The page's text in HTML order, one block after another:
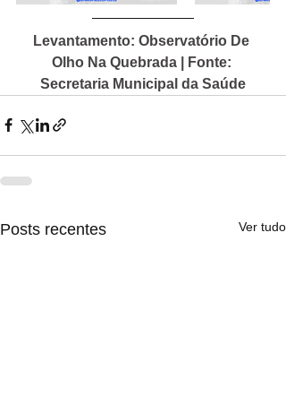
Levantamento: Observatório De
Olho Na Quebrada | Fonte:
Secretaria Municipal da Saúde
Posts recentes Ver tudo